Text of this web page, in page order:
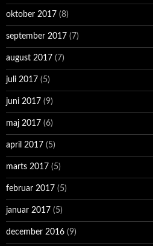
oktober 2017 (8)
september 2017 (7)
august 2017 (7)
juli 2017 (5)
juni 2017 (9)
maj 2017 (6)
april 2017 (5)
marts 2017 (5)
februar 2017 (5)
januar 2017 (5)
december 2016 (9)